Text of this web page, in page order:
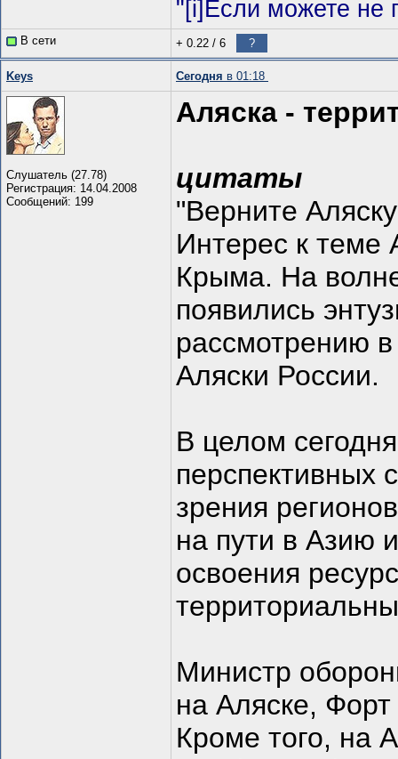
"[i]Если можете не
В сети + 0.22 / 6 ?
Keys Сегодня в 01:18
Слушатель (27.78)
Регистрация: 14.04.2008
Сообщений: 199
Аляска -
цитаты
"Верните
Интерес к теме
Крыма. На
появились
рассмотрению
Аляски России.
В целом
перспективных
зрения
на пути в Азию
освоения
Министр
на Аляске, Форт
Кроме того, на